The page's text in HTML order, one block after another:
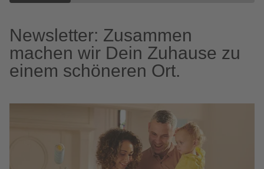
Newsletter: Zusammen
machen wir Dein Zuhause zu
einem schöneren Ort.